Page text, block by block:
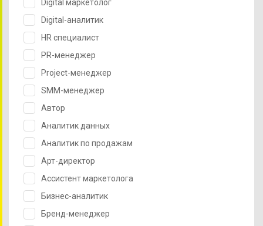
Digital маркетолог
Digital-аналитик
HR специалист
PR-менеджер
Project-менеджер
SMM-менеджер
Автор
Аналитик данных
Аналитик по продажам
Арт-директор
Ассистент маркетолога
Бизнес-аналитик
Бренд-менеджер